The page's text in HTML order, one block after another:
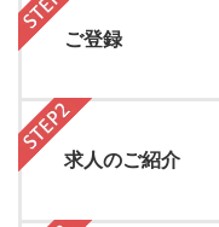
ご登録
求人のご紹介